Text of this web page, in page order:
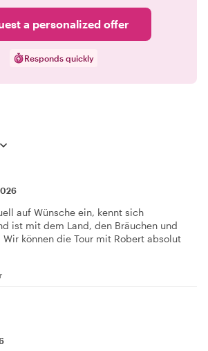
a personalized offer
Responds quickly
auf Wünsche ein, kennt sich
ist mit dem Land, den Bräuchen und
können die Tour mit Robert absolut